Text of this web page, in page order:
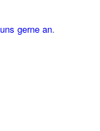
gerne an.